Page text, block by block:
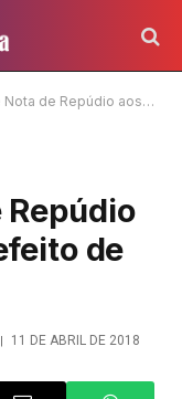
aos ataques do prefeito de Cabrália ao vice
Repúdio
de
11 DE ABRIL DE 2018